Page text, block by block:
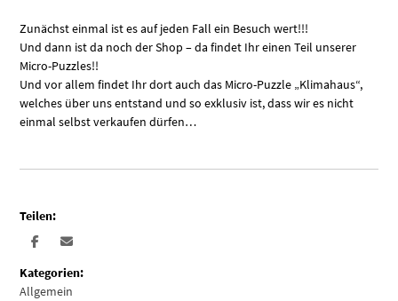
Zunächst einmal ist es auf jeden Fall ein Besuch wert!!!
Und dann ist da noch der Shop – da findet Ihr einen Teil unserer
Micro-Puzzles!!
Und vor allem findet Ihr dort auch das Micro-Puzzle „Klimahaus“,
welches über uns entstand und so exklusiv ist, dass wir es nicht
einmal selbst verkaufen dürfen…
Teilen:
Kategorien:
Allgemein